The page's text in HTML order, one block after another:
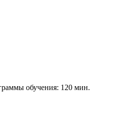
обучения: 120 мин.